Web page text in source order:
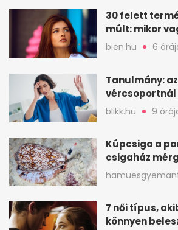
30 felett
múlt: mikor
válogatós a
bien.hu 6
Tanulmány:
lehet a korai
blikk.hu 9
Kúpcsiga a
csigaház
embert is
7 női típus,
könnyen